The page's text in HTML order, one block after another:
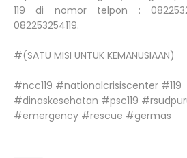
119 di nomor telpon :
082253254119.
#(SATU MISI UNTUK KEMANUSIAAN)
#ncc119 #nationalcrisiscenter #119
#dinaskesehatan #psc119
#emergency #rescue #germas